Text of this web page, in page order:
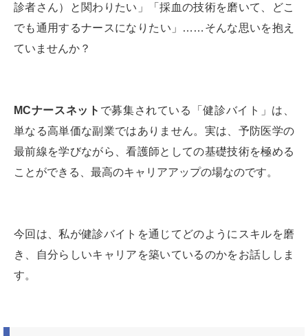
診者さん）と関わりたい」「採血の技術を磨いて、どこ
でも通用するナースになりたい」……そんな思いを抱え
ていませんか？
MCナースネット で募集されている「健診バイト」は、
単なる高単価な副業ではありません。実は、予防医学の
最前線を学びながら、看護師としての基礎技術を極める
ことができる、最高のキャリアアップの場なのです。
今回は、私が健診バイトを通じてどのようにスキルを磨
き、自分らしいキャリアを築いているのかをお話ししま
す。